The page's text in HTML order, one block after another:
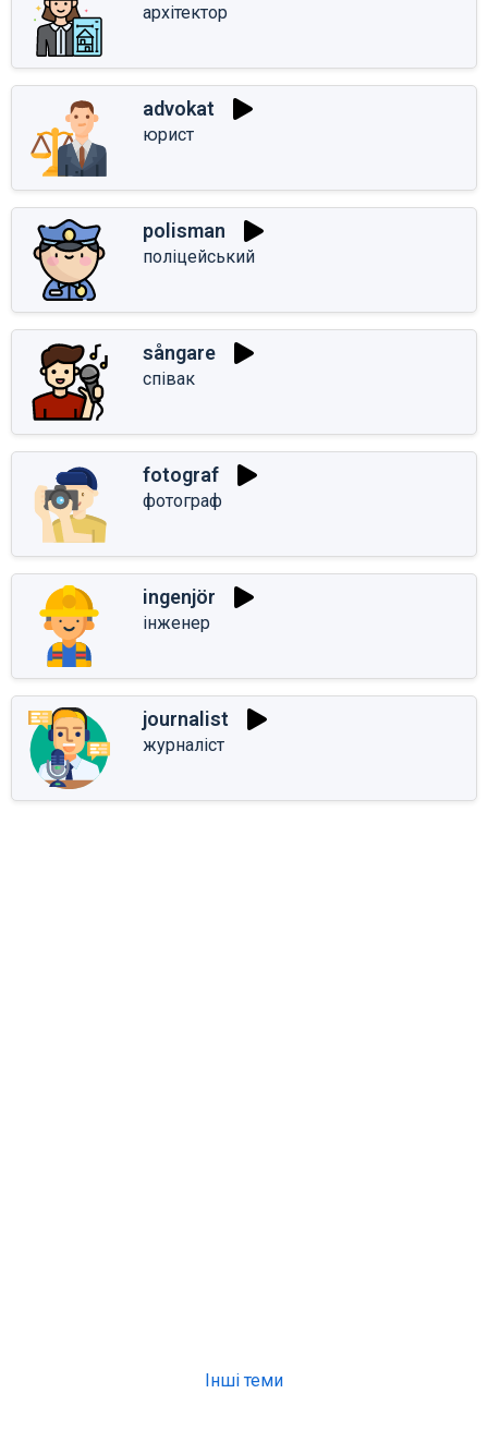
архітектор
advokat
юрист
polisman
поліцейський
sångare
співак
fotograf
фотограф
ingenjör
інженер
journalist
журналіст
Інші теми